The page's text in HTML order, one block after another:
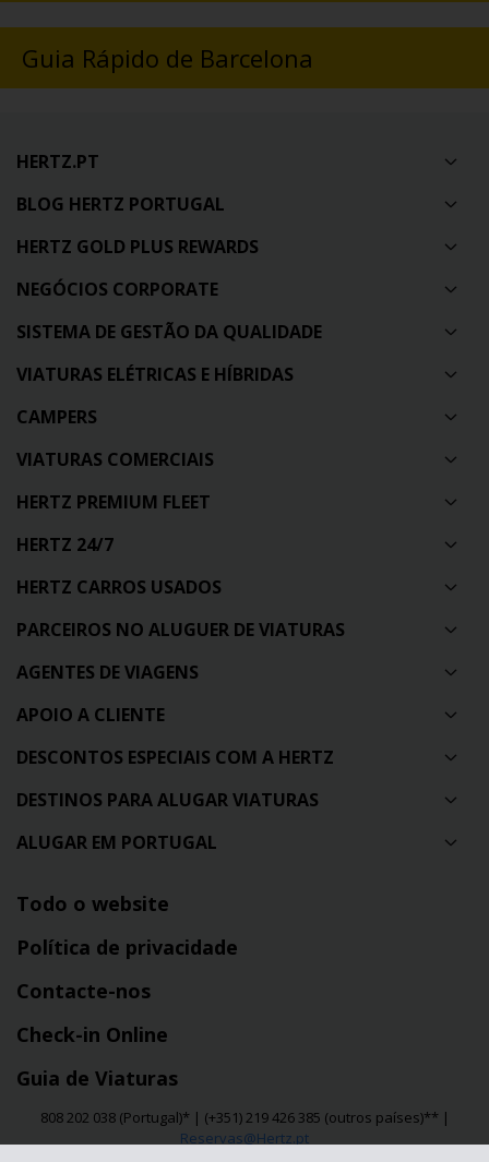
Guia Rápido de Barcelona
HERTZ.PT
BLOG HERTZ PORTUGAL
HERTZ GOLD PLUS REWARDS
NEGÓCIOS CORPORATE
SISTEMA DE GESTÃO DA QUALIDADE
VIATURAS ELÉTRICAS E HÍBRIDAS
CAMPERS
VIATURAS COMERCIAIS
HERTZ PREMIUM FLEET
HERTZ 24/7
HERTZ CARROS USADOS
PARCEIROS NO ALUGUER DE VIATURAS
AGENTES DE VIAGENS
APOIO A CLIENTE
DESCONTOS ESPECIAIS COM A HERTZ
DESTINOS PARA ALUGAR VIATURAS
ALUGAR EM PORTUGAL
Todo o website
Política de privacidade
Contacte-nos
Check-in Online
Guia de Viaturas
808 202 038 (Portugal)* | (+351) 219 426 385 (outros países)** |
Reservas@Hertz.pt